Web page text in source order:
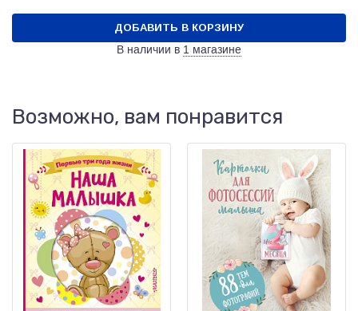
ДОБАВИТЬ В КОРЗИНУ
В наличии в 1 магазине
Возможно, вам понравится